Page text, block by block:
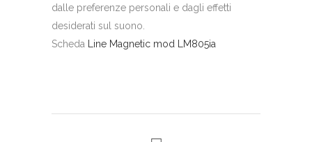
dalle preferenze personali e dagli effetti
desiderati sul suono.
Scheda
Line Magnetic mod LM805ia